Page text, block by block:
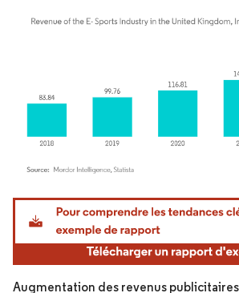
Image © Mordor Intelligence. La réutilisation
Augmentation des revenus